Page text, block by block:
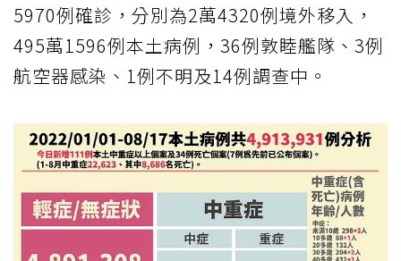
5970例確診，分別為2萬4320例境外移入，
495萬1596例本土病例，36例敦睦艦隊、3例
航空器感染、1例不明及14例調查中。